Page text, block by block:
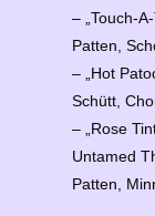
– „Touch-
Patten,
– „Hot
Schütt,
– „Rose
Untamed
Patten,